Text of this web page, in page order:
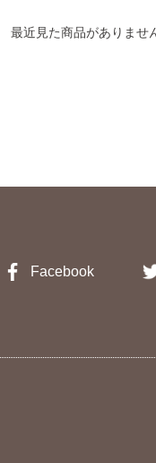
最近見た商品がありませ
Facebook